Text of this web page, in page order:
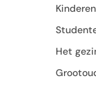
Kinderen
Het